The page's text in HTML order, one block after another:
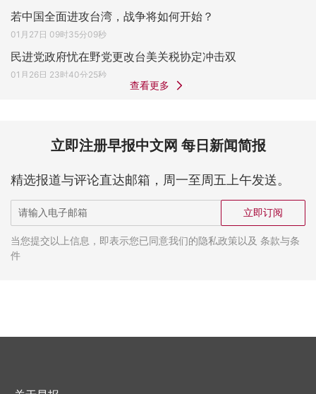
若中国全面进攻台湾，战争将如何开始？
01月27日 09时35分09秒
民进党政府忧在野党更改台美关税协定冲击双
01月26日 23时40分25秒
查看更多
立即注册早报中文网 每日新闻简报
精选报道与评论直达邮箱，周一至周五上午发送。
立即订阅
当您提交以上信息，即表示您已同意我们的隐私政策以及 条款与条
件